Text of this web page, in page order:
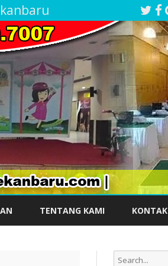
TENTANG KAMI KONTAK
Search